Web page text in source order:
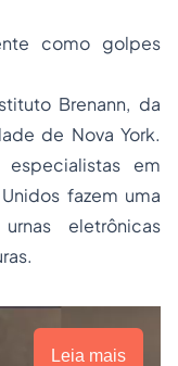
como golpes
Brenann, da
de Nova York.
em
fazem uma
eletrônicas
Leia mais